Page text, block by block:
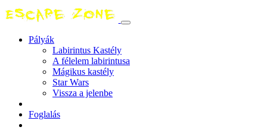
Pályák
Labirintus Kastély
A félelem labirintusa
Mágikus kastély
Star Wars
Vissza a jelenbe
Foglalás